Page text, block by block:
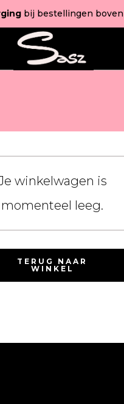
bij bestellingen boven
winkelwagen is
momenteel leeg.
TERUG NAAR
WINKEL